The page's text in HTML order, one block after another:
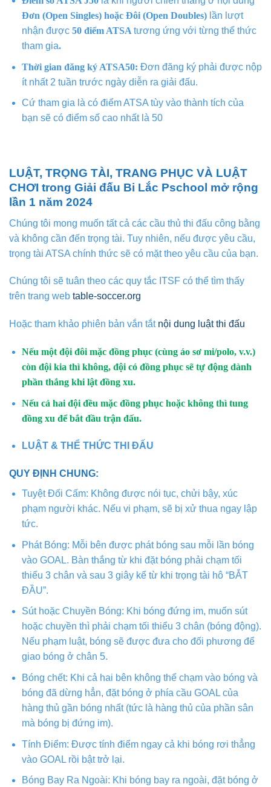
Đơn (Open Singles) hoặc Đôi (Open Doubles) lần lượt
nhận được 50 điểm ATSA tương ứng với từng thể thức
tham gia.
Thời gian đăng ký ATSA50: Đơn đăng ký phải được nộp
ít nhất 2 tuần trước ngày diễn ra giải đấu.
Cứ tham gia là có điểm ATSA tùy vào thành tích của
bạn sẽ có điểm số cao nhất là 50
LUẬT, TRỌNG TÀI, TRANG PHỤC VÀ LUẬT
CHƠI trong Giải đấu Bi Lắc Pschool mở rộng
lần 1 năm 2024
Chúng tôi mong muốn tất cả các cầu thủ thi đấu công bằng
và không cần đến trọng tài. Tuy nhiên, nếu được yêu cầu,
trọng tài ATSA chính thức sẽ có mặt theo yêu cầu của bạn.
Chúng tôi sẽ tuân theo các quy tắc ITSF có thể tìm thấy
trên trang web table-soccer.org
Hoặc tham khảo phiên bản vắn tắt nội dung luật thi đấu
Nếu một đội đôi mặc đồng phục (cùng áo sơ mi/polo, v.v.)
còn đội kia thì không, đội có đồng phục sẽ tự động dành
phần thắng khi lật đồng xu.
Nếu cả hai đội đều mặc đồng phục hoặc không thì tung
đồng xu để bắt đầu trận đấu.
LUẬT & THỂ THỨC THI ĐẤU
QUY ĐỊNH CHUNG:
Tuyệt Đối Cấm: Không được nói tục, chửi bậy, xúc
phạm người khác. Nếu vi phạm, sẽ bị xử thua ngay lập
tức.
Phát Bóng: Mỗi bên được phát bóng sau mỗi lần bóng
vào GOAL. Bàn thắng từ khi đặt bóng phải chạm tối
thiểu 3 chân và sau 3 giây kể từ khi trọng tài hô “BẮT
ĐẦU”.
Sút hoặc Chuyền Bóng: Khi bóng đứng im, muốn sút
hoặc chuyền thì phải chạm tối thiểu 3 chân (bóng động).
Nếu phạm luật, bóng sẽ được đưa cho đối phương để
giao bóng ở chân 5.
Bóng chết: Khi cả hai bên không thể chạm vào bóng và
bóng đã dừng hẳn, đặt bóng ở phía cầu GOAL của
hàng thủ gần bóng nhất (tức là hàng thủ của phần sân
mà bóng bị đứng im).
Tính Điểm: Được tính điểm ngay cả khi bóng rơi thẳng
vào GOAL rồi bật trở lại.
Bóng Bay Ra Ngoài: Khi bóng bay ra ngoài, đặt bóng ở